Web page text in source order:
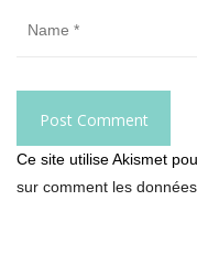
Ce site utilise Akismet
sur comment les